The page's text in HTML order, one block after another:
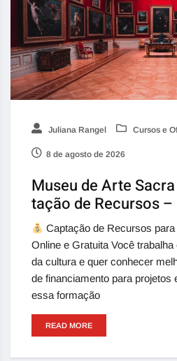
Juliana Rangel Cursos e
8 de agosto de 2026
Museu de Arte
tação de Recursos
Captação de Recursos
Online e Gratuita Você
da cultura e quer conhecer
de financiamento para projetos
essa formação
READ MORE